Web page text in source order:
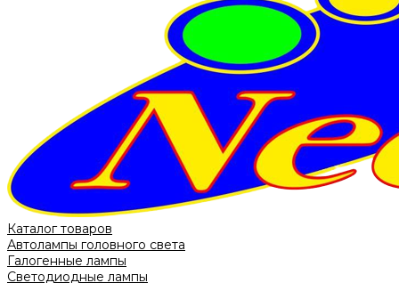
Каталог товаров
Автолампы головного света
Галогенные лампы
Светодиодные лампы